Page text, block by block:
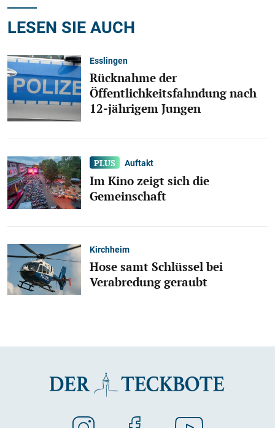
LESEN SIE AUCH
Esslingen
Rücknahme der
Öffentlichkeitsfahndung nach
12-jährigem Jungen
Auftakt
Im Kino zeigt sich die
Gemeinschaft
Kirchheim
Hose samt Schlüssel bei
Verabredung geraubt